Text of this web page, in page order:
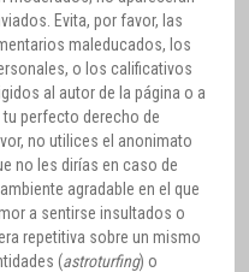
Evita, por favor, las
maleducados, los
o los calificativos
al autor de la página o a
perfecto derecho de
no utilices el anonimato
no les dirías en caso de
agradable en el que
a sentirse insultados o
repetitiva sobre un mismo
(astroturfing) o